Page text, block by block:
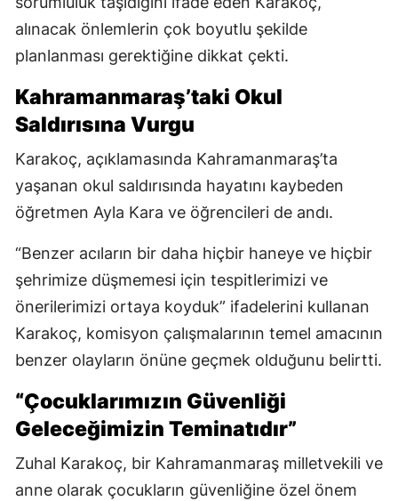
alınacak önlemlerin çok boyutlu şekilde
planlanması gerektiğine dikkat çekti.
Kahramanmaraş’taki Okul
Saldırısına Vurgu
Karakoç, açıklamasında Kahramanmaraş’ta
yaşanan okul saldırısında hayatını kaybeden
öğretmen Ayla Kara ve öğrencileri de andı.
“Benzer acıların bir daha hiçbir haneye ve hiçbir
şehrimize düşmemesi için tespitlerimizi ve
önerilerimizi ortaya koyduk” ifadelerini kullanan
Karakoç, komisyon çalışmalarının temel amacının
benzer olayların önüne geçmek olduğunu belirtti.
“Çocuklarımızın Güvenliği
Geleceğimizin Teminatıdır”
Zuhal Karakoç, bir Kahramanmaraş milletvekili ve
anne olarak çocukların güvenliğine özel önem